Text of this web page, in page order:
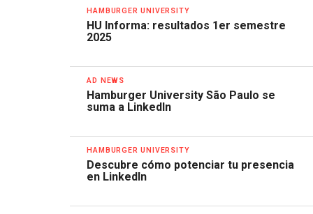
HAMBURGER UNIVERSITY
HU Informa: resultados 1er semestre
2025
AD NEWS
Hamburger University São Paulo se
suma a LinkedIn
HAMBURGER UNIVERSITY
Descubre cómo potenciar tu presencia
en LinkedIn